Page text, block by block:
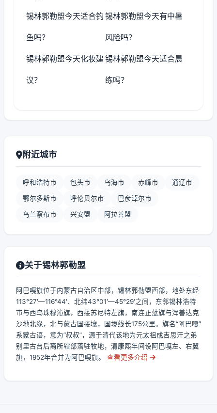
锡林郭勒盟今天适合钓
鱼吗？
锡林郭勒盟今天有中暑
风险吗？
锡林郭勒盟今天化妆建
议？
锡林郭勒盟今天适合晨
练吗？
附近城市
呼和浩特市 包头市 乌海市 赤峰市 通辽市
鄂尔多斯市 呼伦贝尔市 巴彦淖尔市
乌兰察布市 兴安盟 阿拉善盟
关于锡林郭勒盟
阿巴嘎旗位于内蒙古自治区中部，锡林郭勒盟西部，地处东经
113°27′—116°44′、北纬43°01′—45°29′之间，东邻锡林浩特
市与西乌珠穆沁旗，西接苏尼特左旗，南连正蓝旗与浑善达克
沙地北缘，北与蒙古国接壤，国境线长175公里。旗名“阿巴嘎”
系蒙古语，意为“叔叔”，源于清代该地为元太祖成吉思汗之弟
别里古台后裔所辖部落驻牧地，清康熙年间设阿巴嘎左、右翼
旗，1952年合并为阿巴嘎旗。
查看更多介绍